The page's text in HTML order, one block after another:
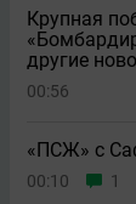
Крупная
другие
00:56
«ПСЖ» с
00:10 1